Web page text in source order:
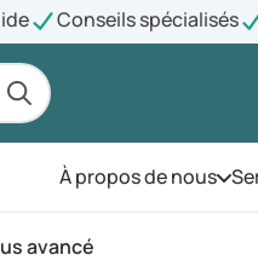
Conseils spécialisés
À propos de nous
avancé